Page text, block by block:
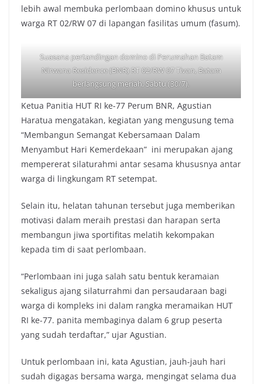
lebih awal membuka perlombaan domino khusus untuk
warga RT 02/RW 07 di lapangan fasilitas umum (fasum).
Suasana pertandingan domino di Perumahan Batam
Nirwana Residence (BNR) RT 02/RW 07 Tivan, Batam
berlangsung meriah, Sabtu (30/7).
Ketua Panitia HUT RI ke-77 Perum BNR, Agustian
Haratua mengatakan, kegiatan yang mengusung tema
“Membangun Semangat Kebersamaan Dalam
Menyambut Hari Kemerdekaan” ini merupakan ajang
mempererat silaturahmi antar sesama khususnya antar
warga di lingkungam RT setempat.
Selain itu, helatan tahunan tersebut juga memberikan
motivasi dalam meraih prestasi dan harapan serta
membangun jiwa sportifitas melatih kekompakan
kepada tim di saat perlombaan.
“Perlombaan ini juga salah satu bentuk keramaian
sekaligus ajang silaturrahmi dan persaudaraan bagi
warga di kompleks ini dalam rangka meramaikan HUT
RI ke-77. panita membaginya dalam 6 grup peserta
yang sudah terdaftar,” ujar Agustian.
Untuk perlombaan ini, kata Agustian, jauh-jauh hari
sudah digagas bersama warga, mengingat selama dua